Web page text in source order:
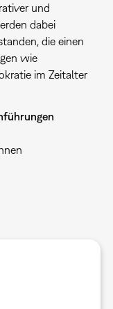
und
dabei
die einen
wie
im Zeitalter